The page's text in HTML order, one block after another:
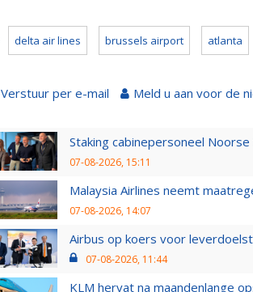
delta air lines brussels airport atlanta
Verstuur per e-mail Meld u aan voor de
Staking cabinepersoneel
07-08-2026, 15:11
Malaysia Airlines neemt
07-08-2026, 14:07
Airbus op koers voor
07-08-2026, 11:44
KLM hervat na maandenlange